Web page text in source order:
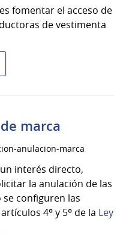
fomentar el acceso de
de vestimenta
marca
anulacion-marca
interés directo,
la anulación de las
configuren las
4º y 5º de la Ley